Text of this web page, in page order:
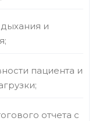
и
пациента и
отчета с